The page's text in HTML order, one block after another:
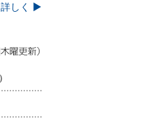
しく ▶